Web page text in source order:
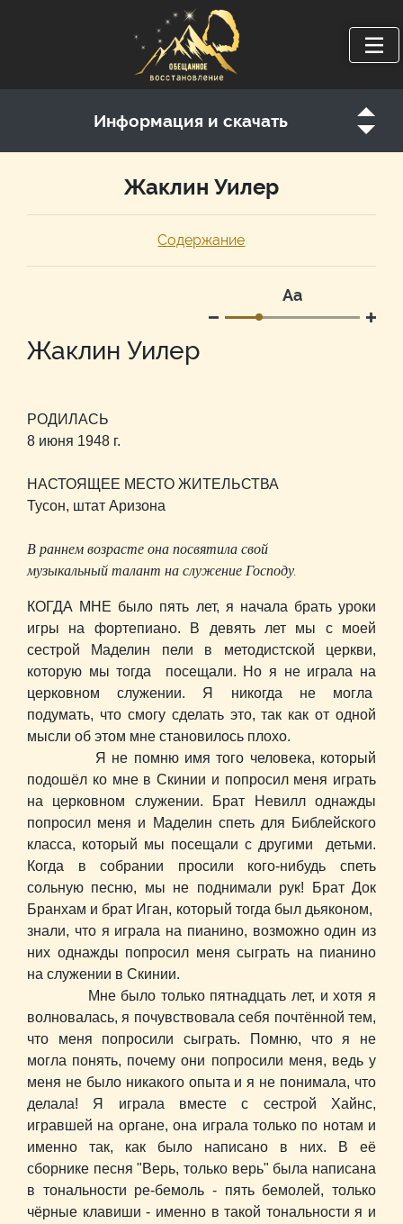
Информация и скачать
Жаклин Уилер
Содержание
Аа
Жаклин Уилер
РОДИЛАСЬ
8 июня 1948 г.
НАСТОЯЩЕЕ МЕСТО ЖИТЕЛЬСТВА
Тусон, штат Аризона
В раннем возрасте она посвятила свой
музыкальный талант на служение Господу.
КОГДА МНЕ было пять лет, я начала брать уроки
игры на фортепиано. В девять лет мы с моей
сестрой Маделин пели в методистской церкви,
которую мы тогда посещали. Но я не играла на
церковном служении. Я никогда не могла
подумать, что смогу сделать это, так как от одной
мысли об этом мне становилось плохо.
Я не помню имя того человека, который
подошёл ко мне в Скинии и попросил меня играть
на церковном служении. Брат Невилл однажды
попросил меня и Маделин спеть для Библейского
класса, который мы посещали с другими детьми.
Когда в собрании просили кого-нибудь спеть
сольную песню, мы не поднимали рук! Брат Док
Бранхам и брат Иган, который тогда был дьяконом,
знали, что я играла на пианино, возможно один из
них однажды попросил меня сыграть на пианино
на служении в Скинии.
Мне было только пятнадцать лет, и хотя я
волновалась, я почувствовала себя почтённой тем,
что меня попросили сыграть. Помню, что я не
могла понять, почему они попросили меня, ведь у
меня не было никакого опыта и я не понимала, что
делала! Я играла вместе с сестрой Хайнс,
игравшей на органе, она играла только по нотам и
именно так, как было написано в них. В её
сборнике песня "Верь, только верь" была написана
в тональности ре-бемоль - пять бемолей, только
чёрные клавиши - именно в такой тональности я и